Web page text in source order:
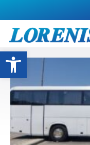
פתח